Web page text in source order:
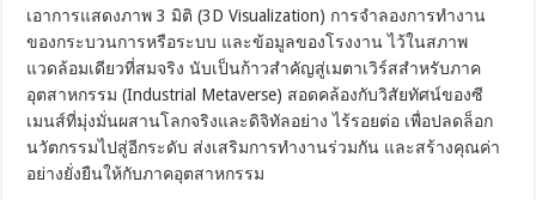
เอาการแสดงภาพ 3 มิติ (3D Visualization) การจำลองการทำงาน
ของกระบวนการหรือระบบ และข้อมูลของโรงงาน ไว้ในสภาพ
แวดล้อมเดียวที่สมจริง นับเป็นก้าวสำคัญสู่เมตาเวิร์สสำหรับภาค
อุตสาหกรรม (Industrial Metaverse) สอดคล้องกับวิสัยทัศน์ของซี
เมนส์ที่มุ่งมั่นผสานโลกจริงและดิจิทัลอย่าง ไร้รอยต่อ เพื่อปลดล็อก
นวัตกรรมไปสู่อีกระดับ ส่งเสริมการทำงานร่วมกัน และสร้างคุณค่า
อย่างยั่งยืนให้กับภาคอุตสาหกรรม